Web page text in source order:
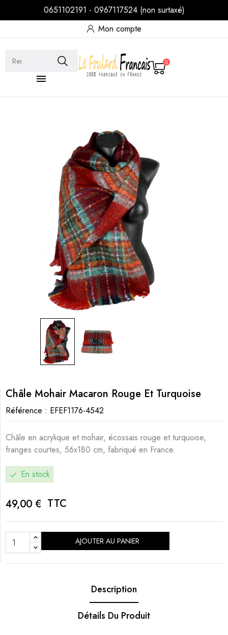
0651102191 - 0967117524 (non surtaxé)
Mon compte

0
Châle Mohair Macaron Rouge Et Turquoise
Référence : EFEF1176-4542
Châle en acrylique et mohair, écossais rouge et turquoise,
franges courtes, 56x180 cm, fabriqué en France.
check En stock
49,00 € TTC
AJOUTER AU PANIER
Description
Détails Du Produit